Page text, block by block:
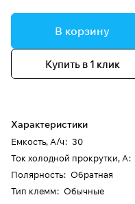
В корзину
Купить в 1 клик
Характеристики
Емкость, А/ч: 30
Ток холодной прокрутки, А:
Полярность: Обратная
Тип клемм: Обычные